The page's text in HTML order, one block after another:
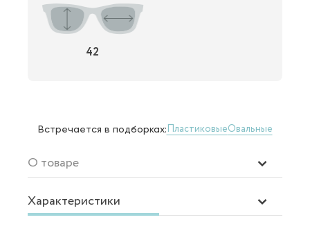
42
Встречается в подборках:ПластиковыеОвальные
О товаре
Характеристики